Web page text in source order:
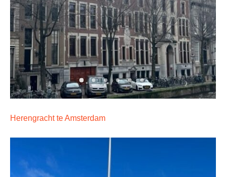
Herengracht te Amsterdam